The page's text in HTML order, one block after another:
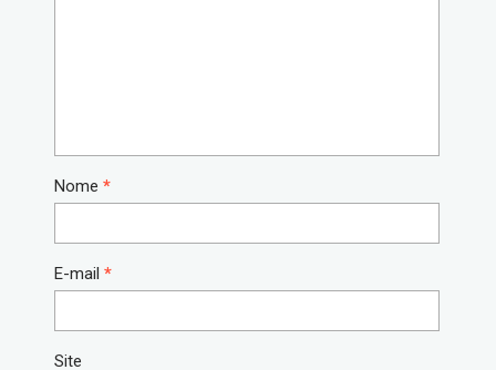
Nome *
E-mail *
Site